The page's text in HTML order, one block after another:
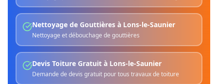
Nettoyage de Gouttières à Lons-le-Saunier
Nettoyage et débouchage de gouttières
Devis Toiture Gratuit à Lons-le-Saunier
Demande de devis gratuit pour tous travaux de toiture